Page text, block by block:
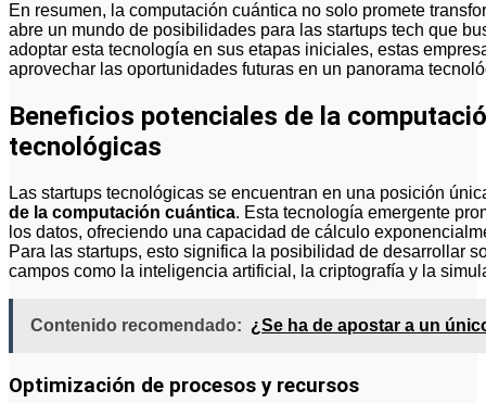
En resumen, la computación cuántica no solo promete
abre un mundo de posibilidades para las startups tech que
adoptar esta tecnología en sus etapas iniciales, estas
aprovechar las oportunidades futuras en un panorama
Beneficios potenciales de la
tecnológicas
Las startups tecnológicas se encuentran en una posición
de la computación cuántica. Esta tecnología emergente
los datos, ofreciendo una capacidad de cálculo
Para las startups, esto significa la posibilidad de desarrollar
campos como la inteligencia artificial, la criptografía y la
Contenido recomendado: ¿Se ha de apostar a un
Optimización de procesos y recursos